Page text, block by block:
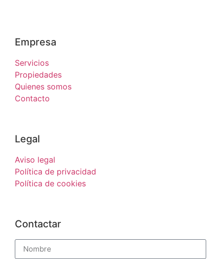
Empresa
Servicios
Propiedades
Quienes somos
Contacto
Legal
Aviso legal
Política de privacidad
Política de cookies
Contactar